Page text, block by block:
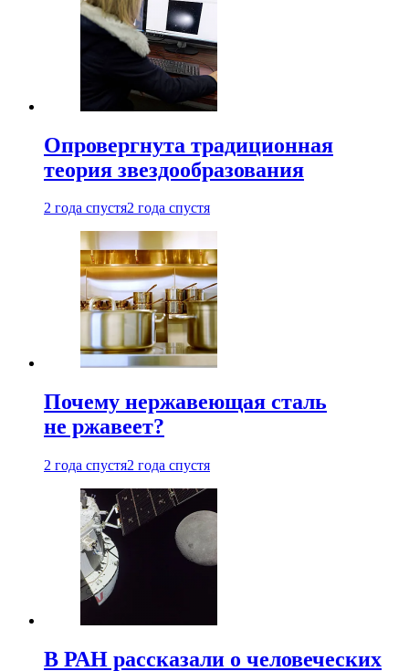
Опровергнута традиционная
теория звездообразования
2 года спустя2 года спустя
Почему нержавеющая сталь
не ржавеет?
2 года спустя2 года спустя
В РАН рассказали о человеческих